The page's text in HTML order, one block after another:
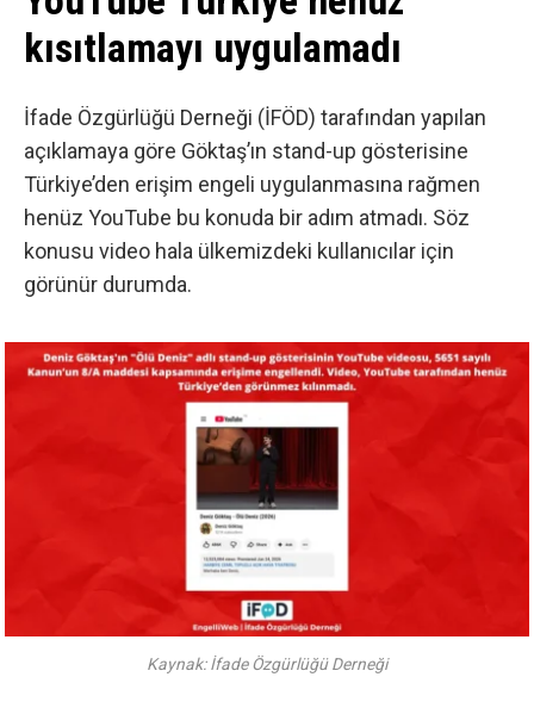
kısıtlamayı uygulamadı
İfade Özgürlüğü Derneği (İFÖD) tarafından yapılan
açıklamaya göre Göktaş’ın stand-up gösterisine
Türkiye’den erişim engeli uygulanmasına rağmen
henüz YouTube bu konuda bir adım atmadı. Söz
konusu video hala ülkemizdeki kullanıcılar için
görünür durumda.
Kaynak: İfade Özgürlüğü Derneği